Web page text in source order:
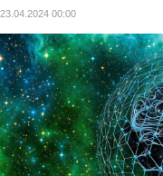
23.04.2024 00:00